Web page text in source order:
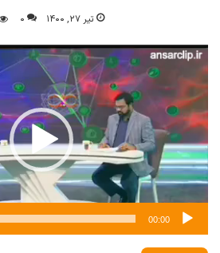
تیر ۲۷, ۱۴۰۰ ۰
نمایشگر
ویدیو
00:00